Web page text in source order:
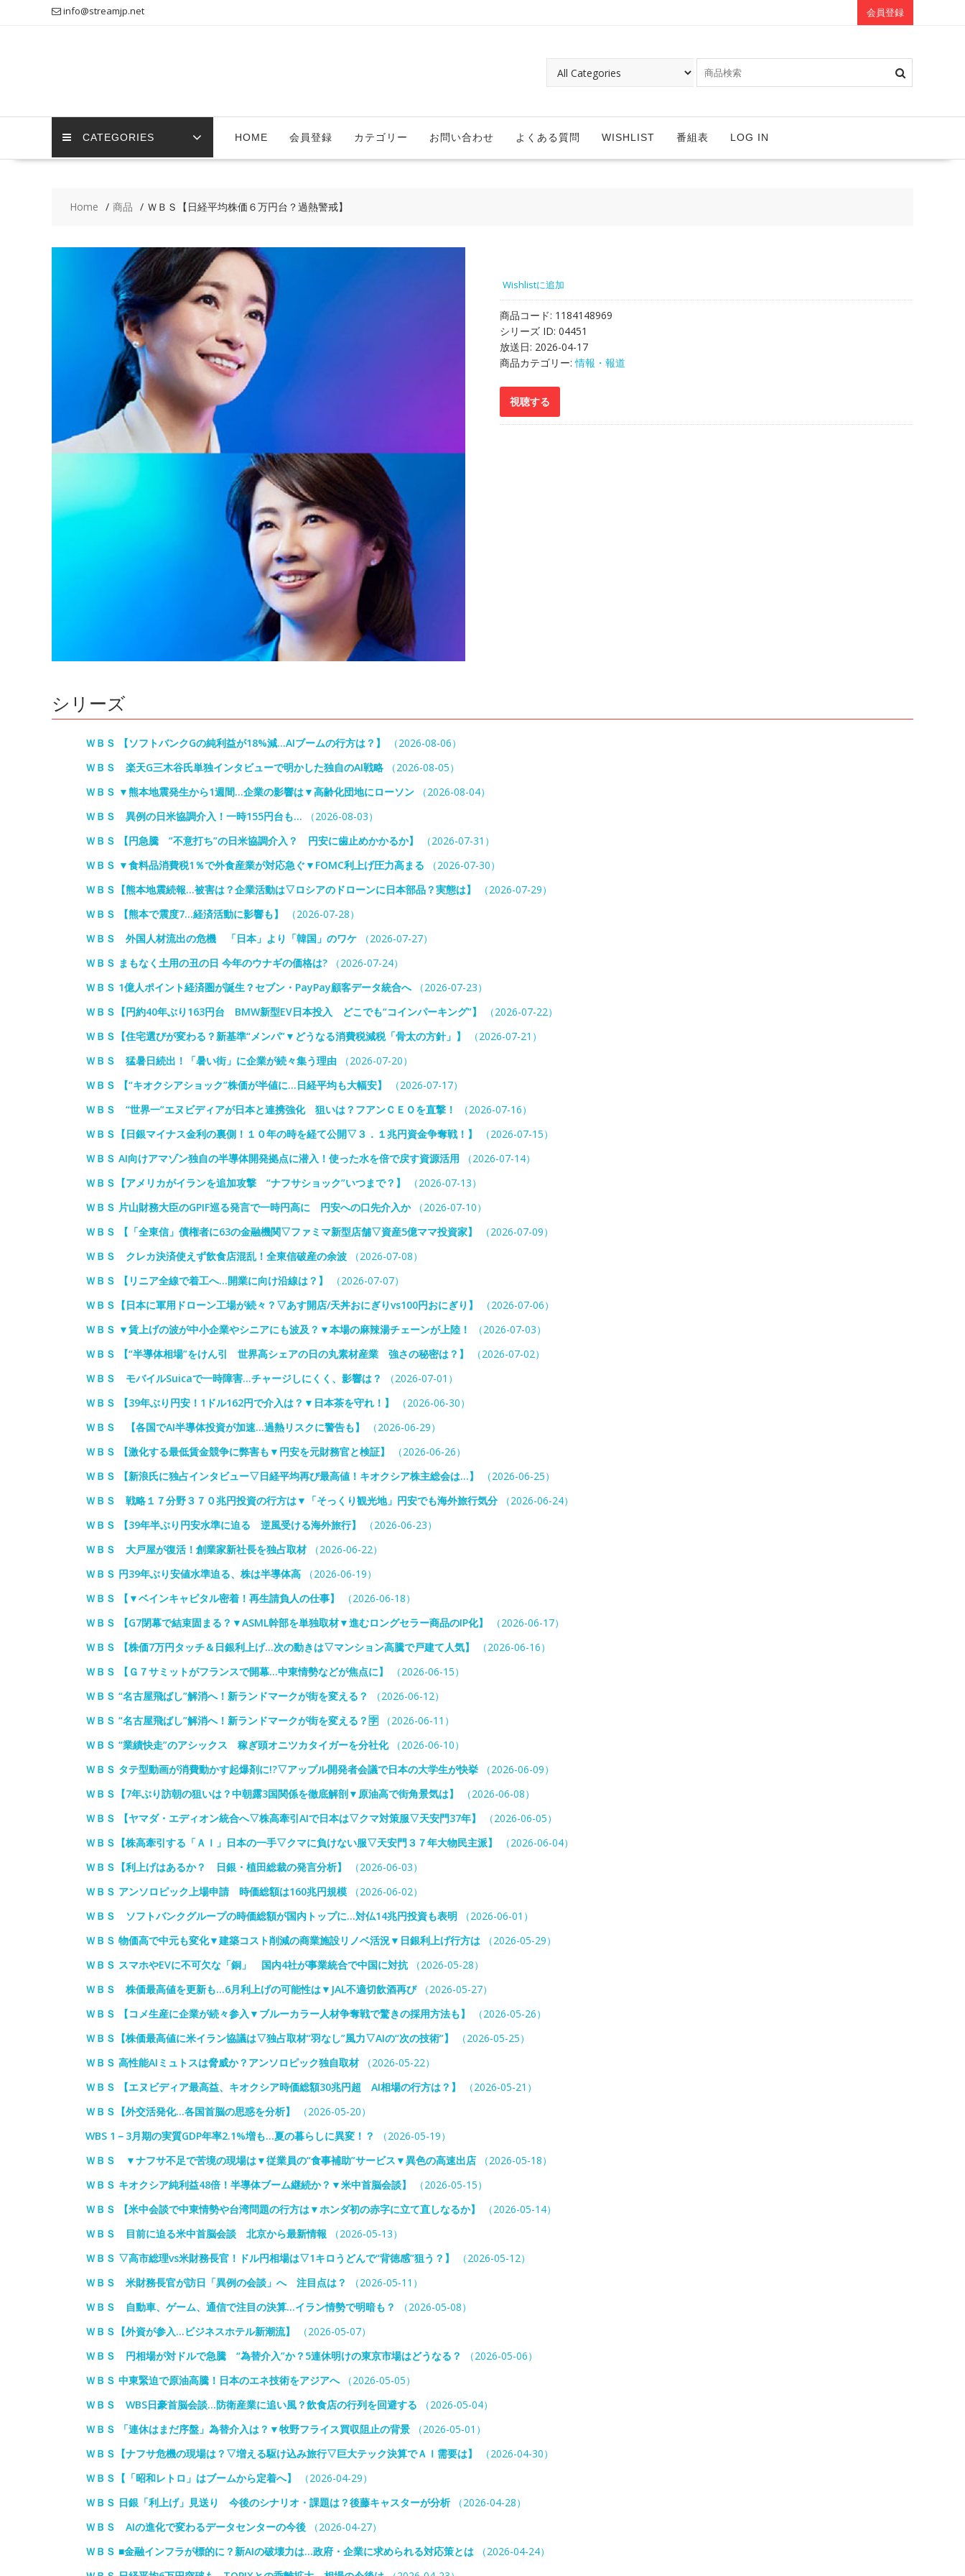
info@streamjp.net 会員登録
CATEGORIES HOME 会員登録 カテゴリー お問い合わせ よくある質問 WISHLIST 番組表 LOG IN
Home 商品 ＷＢＳ【日経平均株価６万円台？過熱警戒】
Wishlistに追加
商品コード: 1184148969
シリーズ ID: 04451
放送日: 2026-04-17
商品カテゴリー:情報・報道
シリーズ
ＷＢＳ 【ソフトバンクGの純利益が18%減…AIブームの行方は？】
（2026-08-06）
ＷＢＳ 楽天G三木谷氏単独インタビューで明かした独自のAI戦略 （2026-08-05）
ＷＢＳ ▼熊本地震発生から1週間…企業の影響は▼高齢化団地にローソン （2026-08-04）
ＷＢＳ 異例の日米協調介入！一時155円台も… （2026-08-03）
ＷＢＳ 【円急騰 ”不意打ち”の日米協調介入？ 円安に歯止めかかるか】
（2026-07-31）
ＷＢＳ ▼食料品消費税1％で外食産業が対応急ぐ▼FOMC利上げ圧力高まる （2026-07-30）
ＷＢＳ【熊本地震続報…被害は？企業活動は▽ロシアのドローンに日本部品？実態は】
（2026-07-29）
ＷＢＳ 【熊本で震度7…経済活動に影響も】
（2026-07-28）
ＷＢＳ 外国人材流出の危機 「日本」より「韓国」のワケ （2026-07-27）
ＷＢＳ まもなく土用の丑の日 今年のウナギの価格は? （2026-07-24）
ＷＢＳ 1億人ポイント経済圏が誕生？セブン・PayPay顧客データ統合へ（2026-07-23）
ＷＢＳ【円約40年ぶり163円台 BMW新型EV日本投入 どこでも“コインパーキング”】
（2026-07-22）
ＷＢＳ【住宅選びが変わる？新基準“メンパ”▼どうなる消費税減税「骨太の方針」】
（2026-07-21）
ＷＢＳ 猛暑日続出！「暑い街」に企業が続々集う理由 （2026-07-20）
ＷＢＳ 【“キオクシアショック”株価が半値に…日経平均も大幅安】
（2026-07-17）
ＷＢＳ “世界一”エヌビディアが日本と連携強化 狙いは？フアンＣＥＯを直撃！
（2026-07-16）
ＷＢＳ【日銀マイナス金利の裏側！１０年の時を経て公開▽３．１兆円資金争奪戦！】
（2026-07-15）
ＷＢＳ AI向けアマゾン独自の半導体開発拠点に潜入！使った水を倍で戻す資源活用 （2026-07-14）
ＷＢＳ【アメリカがイランを追加攻撃 “ナフサショック”いつまで？】
（2026-07-13）
ＷＢＳ 片山財務大臣のGPIF巡る発言で一時円高に 円安への口先介入か（2026-07-10）
ＷＢＳ 【「全東信」債権者に63の金融機関▽ファミマ新型店舗▽資産5億ママ投資家】
（2026-07-09）
ＷＢＳ クレカ決済使えず飲食店混乱！全東信破産の余波 （2026-07-08）
ＷＢＳ 【リニア全線で着工へ…開業に向け沿線は？】
（2026-07-07）
ＷＢＳ【日本に軍用ドローン工場が続々？▽あす開店/天丼おにぎりvs100円おにぎり】
（2026-07-06）
ＷＢＳ ▼賃上げの波が中小企業やシニアにも波及？▼本場の麻辣湯チェーンが上陸！
（2026-07-03）
ＷＢＳ 【“半導体相場”をけん引 世界高シェアの日の丸素材産業 強さの秘密は？】
（2026-07-02）
ＷＢＳ モバイルSuicaで一時障害…チャージしにくく、影響は？
（2026-07-01）
ＷＢＳ 【39年ぶり円安！1ドル162円で介入は？▼日本茶を守れ！】
（2026-06-30）
ＷＢＳ 【各国でAI半導体投資が加速…過熱リスクに警告も】
（2026-06-29）
ＷＢＳ 【激化する最低賃金競争に弊害も▼円安を元財務官と検証】
（2026-06-26）
ＷＢＳ 【新浪氏に独占インタビュー▽日経平均再び最高値！キオクシア株主総会は…】
（2026-06-25）
ＷＢＳ 戦略１７分野３７０兆円投資の行方は▼「そっくり観光地」円安でも海外旅行気分 （2026-06-24）
ＷＢＳ 【39年半ぶり円安水準に迫る 逆風受ける海外旅行】
（2026-06-23）
ＷＢＳ 大戸屋が復活！創業家新社長を独占取材（2026-06-22）
ＷＢＳ 円39年ぶり安値水準迫る、株は半導体高 （2026-06-19）
ＷＢＳ 【▼ベインキャピタル密着！再生請負人の仕事】
（2026-06-18）
ＷＢＳ 【G7閉幕で結束固まる？▼ASML幹部を単独取材▼進むロングセラー商品のIP化】
（2026-06-17）
ＷＢＳ 【株価7万円タッチ＆日銀利上げ…次の動きは▽マンション高騰で戸建て人気】
（2026-06-16）
ＷＢＳ 【Ｇ７サミットがフランスで開幕…中東情勢などが焦点に】
（2026-06-15）
ＷＢＳ “名古屋飛ばし”解消へ！新ランドマークが街を変える？
（2026-06-12）
ＷＢＳ “名古屋飛ばし”解消へ！新ランドマークが街を変える？🈑 （2026-06-11）
ＷＢＳ “業績快走”のアシックス 稼ぎ頭オニツカタイガーを分社化（2026-06-10）
ＷＢＳ タテ型動画が消費動かす起爆剤に!?▽アップル開発者会議で日本の大学生が快挙 （2026-06-09）
ＷＢＳ【7年ぶり訪朝の狙いは？中朝露3国関係を徹底解剖▼原油高で街角景気は】
（2026-06-08）
ＷＢＳ 【ヤマダ・エディオン統合へ▽株高牽引AIで日本は▽クマ対策服▽天安門37年】
（2026-06-05）
ＷＢＳ【株高牽引する「ＡＩ」日本の一手▽クマに負けない服▽天安門３７年大物民主派】
（2026-06-04）
ＷＢＳ【利上げはあるか？ 日銀・植田総裁の発言分析】
（2026-06-03）
ＷＢＳ アンソロピック上場申請 時価総額は160兆円規模 （2026-06-02）
ＷＢＳ ソフトバンクグループの時価総額が国内トップに…対仏14兆円投資も表明 （2026-06-01）
ＷＢＳ 物価高で中元も変化▼建築コスト削減の商業施設リノベ活況▼日銀利上げ行方は （2026-05-29）
ＷＢＳ スマホやEVに不可欠な「銅」 国内4社が事業統合で中国に対抗（2026-05-28）
ＷＢＳ 株価最高値を更新も…6月利上げの可能性は▼JAL不適切飲酒再び（2026-05-27）
ＷＢＳ 【コメ生産に企業が続々参入▼ブルーカラー人材争奪戦で驚きの採用方法も】
（2026-05-26）
ＷＢＳ【株価最高値に米イラン協議は▽独占取材“羽なし”風力▽AIの“次の技術”】
（2026-05-25）
ＷＢＳ 高性能AIミュトスは脅威か？アンソロピック独自取材（2026-05-22）
ＷＢＳ 【エヌビディア最高益、キオクシア時価総額30兆円超 AI相場の行方は？】
（2026-05-21）
ＷＢＳ【外交活発化…各国首脳の思惑を分析】
（2026-05-20）
WBS 1－3月期の実質GDP年率2.1%増も…夏の暮らしに異変！？
（2026-05-19）
ＷＢＳ ▼ナフサ不足で苦境の現場は▼従業員の“食事補助”サービス▼異色の高速出店 （2026-05-18）
ＷＢＳ キオクシア純利益48倍！半導体ブーム継続か？▼米中首脳会談】
（2026-05-15）
ＷＢＳ 【米中会談で中東情勢や台湾問題の行方は▼ホンダ初の赤字に立て直しなるか】
（2026-05-14）
ＷＢＳ 目前に迫る米中首脳会談 北京から最新情報 （2026-05-13）
ＷＢＳ ▽高市総理vs米財務長官！ドル円相場は▽1キロうどんで“背徳感”狙う？】
（2026-05-12）
ＷＢＳ 米財務長官が訪日「異例の会談」へ 注目点は？
（2026-05-11）
ＷＢＳ 自動車、ゲーム、通信で注目の決算…イラン情勢で明暗も？
（2026-05-08）
ＷＢＳ【外資が参入…ビジネスホテル新潮流】
（2026-05-07）
ＷＢＳ 円相場が対ドルで急騰 “為替介入”か？5連休明けの東京市場はどうなる？
（2026-05-06）
ＷＢＳ 中東緊迫で原油高騰！日本のエネ技術をアジアへ（2026-05-05）
ＷＢＳ WBS日豪首脳会談…防衛産業に追い風？飲食店の行列を回避する （2026-05-04）
ＷＢＳ 「連休はまだ序盤」為替介入は？▼牧野フライス買収阻止の背景 （2026-05-01）
ＷＢＳ【ナフサ危機の現場は？▽増える駆け込み旅行▽巨大テック決算でＡＩ需要は】
（2026-04-30）
ＷＢＳ【「昭和レトロ」はブームから定着へ】
（2026-04-29）
ＷＢＳ 日銀「利上げ」見送り 今後のシナリオ・課題は？後藤キャスターが分析（2026-04-28）
ＷＢＳ AIの進化で変わるデータセンターの今後 （2026-04-27）
ＷＢＳ ■金融インフラが標的に？新AIの破壊力は…政府・企業に求められる対応策とは （2026-04-24）